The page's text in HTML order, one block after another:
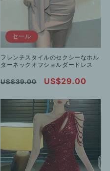
セール
フレンチスタイルのセクシーなホル
ターネックオフショルダードレス
通
価
US$39.00
セ
ル
価
格
US$29.00